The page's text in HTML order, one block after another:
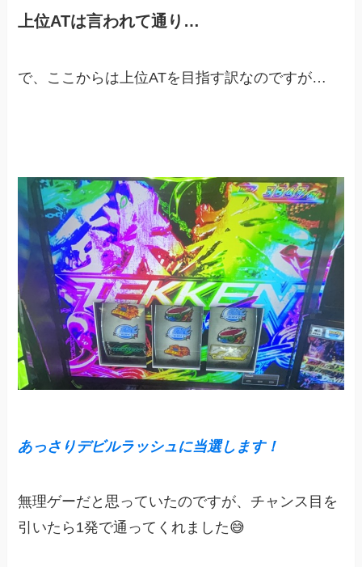
上位ATは言われて通り…
で、ここからは上位ATを目指す訳なのですが…
あっさりデビルラッシュに当選します！
無理ゲーだと思っていたのですが、チャンス目を
引いたら1発で通ってくれました😅